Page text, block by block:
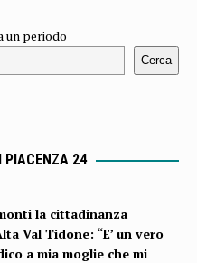
un periodo
Cerca
PIACENZA 24
la cittadinanza
Val Tidone: “E’ un vero
a mia moglie che mi